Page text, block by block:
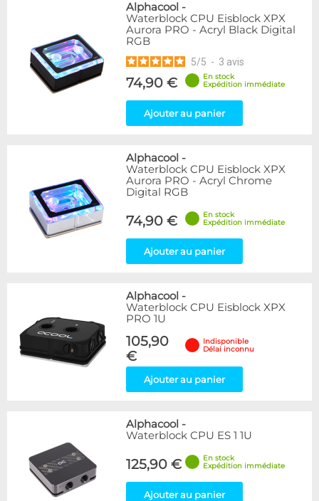
Alphacool -
Waterblock CPU Eisblock XPX
Aurora PRO - Acryl Black Digital
RGB
5/5 - 3 avis
74,90 €
En stock
Expédition immédiate
Ajouter au panier
Alphacool -
Waterblock CPU Eisblock XPX
Aurora PRO - Acryl Chrome
Digital RGB
74,90 €
En stock
Expédition immédiate
Ajouter au panier
Alphacool -
Waterblock CPU Eisblock XPX
PRO 1U
105,90
€
Indisponible
Délai inconnu
Ajouter au panier
Alphacool -
Waterblock CPU ES 1 1U
125,90 €
En stock
Expédition immédiate
Ajouter au panier